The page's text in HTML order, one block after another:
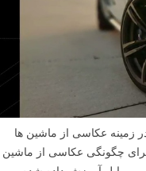
زمینه عکاسی از ماشین ها
رو ۱۲ نکته و ترفند برای چگونگی عکاسی از ماشین